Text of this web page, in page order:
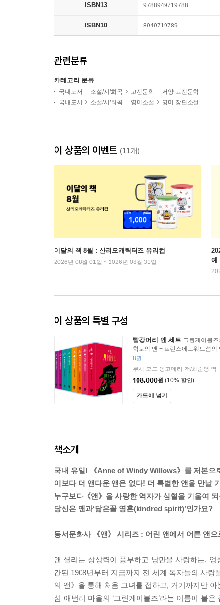
ISBN13 9788949719788
ISBN10 8949719789
관련분류
카테고리 분류
국내도서 소설/시/희곡 고전문학
서양 고전문학
국내도서
소설/시/희곡 영미소설 영미 장편소설
이 상품의 이벤트 (11개)
이달의 책 8월 : 산리오캐릭터즈 유리컵
2026년 08월 01일 ~ 2026년 08월 31일
예
이 상품의 특별 구성
빨강머리 앤 세트 그린게이블
학교의 앤 + 프린스에드워드섬의
앤 + 신혼의 앤 + 잉글사이드의
앤 + 세계대전 시대의 앤
8권
루시 모드 몽고메리 저/최순영 역
108,000원 (10% 할인)
카트에 넣기
책소개
국내 유일! 《Anne of Windy Willows》를 저본으
이보다 더 앤다운 앤은 없다! 더 특별한 앤을 만날
누구보다《앤》을 사랑한 역자가 심혈을 기울여
당신은 앤과‘닮은꼴 영혼(kindred spirit)’인가요?
동서문화사 《앤》 시리즈 : 어린 앤에서 어른 앤으
앤 셜리는 상상력이 풍부하고 낭만을 사랑하는,
간된 1908년부터 지금까지 전 세계 독자들의 사
의 앤》을 통해 처음 그녀를 접하고, 거기까지만
섬 애번리 마을의 ‘그린게이블즈’라는 이름이 붙